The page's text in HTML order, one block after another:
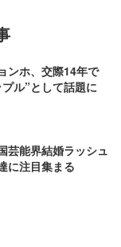
ンホ、交際14年で
ル”として話題に
芸能界結婚ラッシュ
に注目集まる